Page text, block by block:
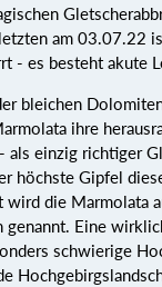
am 03.07.22
- es besteht akute
bleichen
ihre
als einzig richtiger
höchste Gipfel
wird die Marmolata
Eine
schwierige